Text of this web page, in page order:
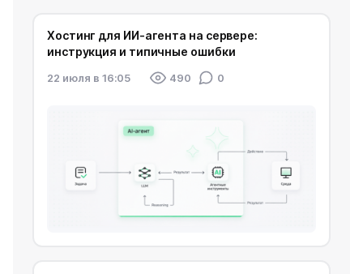
Хостинг для ИИ-агента на сервере:
инструкция и типичные ошибки
22 июля в 16:05 490 0